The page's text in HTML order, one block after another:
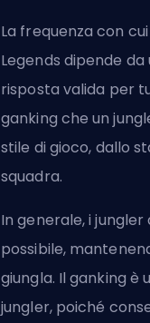
La frequenza con
Legends dipende
risposta valida per
ganking che un
stile di gioco, dallo
squadra.
In generale, i
possibile,
giungla. Il ganking
jungler, poiché